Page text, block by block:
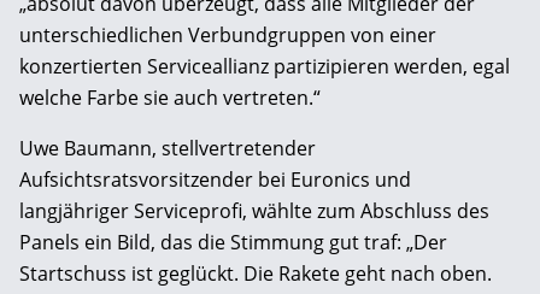
unterschiedlichen Verbundgruppen von einer
konzertierten Serviceallianz partizipieren werden, egal
welche Farbe sie auch vertreten.“
Uwe Baumann, stellvertretender
Aufsichtsratsvorsitzender bei Euronics und
langjähriger Serviceprofi, wählte zum Abschluss des
Panels ein Bild, das die Stimmung gut traf: „Der
Startschuss ist geglückt. Die Rakete geht nach oben.